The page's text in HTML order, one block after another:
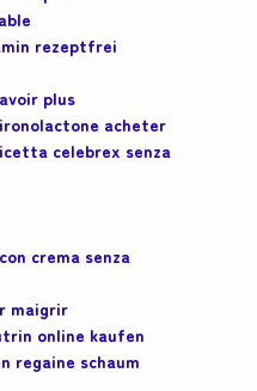
rezeptfrei
plus
acheter
celebrex senza
crema senza
maigrir
online kaufen
regaine schaum